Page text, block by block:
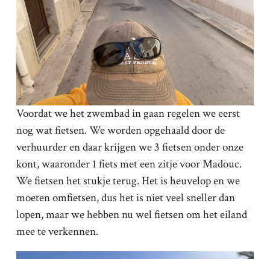
Voordat we het zwembad in gaan regelen we eerst
nog wat fietsen. We worden opgehaald door de
verhuurder en daar krijgen we 3 fietsen onder onze
kont, waaronder 1 fiets met een zitje voor Madouc.
We fietsen het stukje terug. Het is heuvelop en we
moeten omfietsen, dus het is niet veel sneller dan
lopen, maar we hebben nu wel fietsen om het eiland
mee te verkennen.